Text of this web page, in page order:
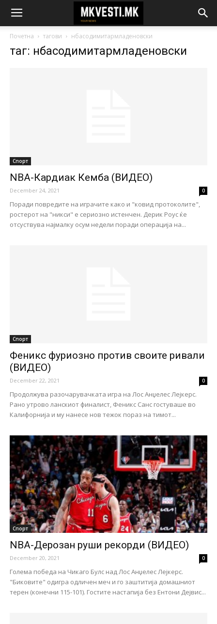
Почетна тагови нбасодимитармладеновски
таг: нбасодимитармладеновски
Спорт
NBA-Кардиак Кемба (ВИДЕО)
December 24, 2021 0
Поради повредите на играчите како и "ковид протоколите",
ростерот на "никси" е сериозно истенчен. Дерик Роус ќе
отсуствува најмалку осум недели поради операција на...
Спорт
Феникс фуриозно против своите ривали
(ВИДЕО)
December 22, 2021 0
Продолжува разочарувачката игра на Лос Анџелес Лејкерс.
Рано утрово ланскиот финалист, Феникс Санс гостуваше во
Калифорнија и му нанесе нов тежок пораз на тимот...
Спорт
NBA-Дерозан руши рекорди (ВИДЕО)
December 20, 2021 0
Голема победа на Чикаго Булс над Лос Анџелес Лејкерс.
"Биковите" одигра одличен меч и го заштитија домашниот
терен (конечни 115-101). Гостите настапија без Ентони Дејвис...